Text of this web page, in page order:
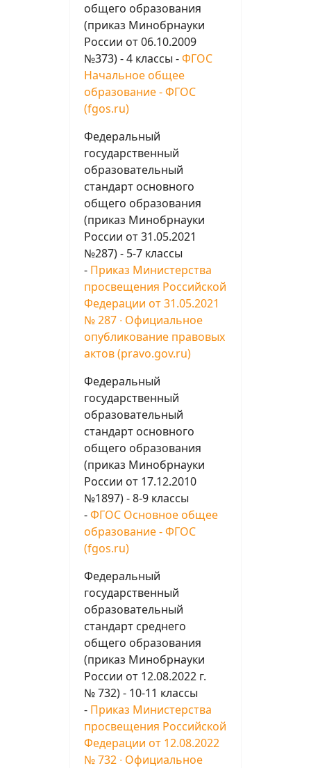
общего образования
(приказ Минобрнауки
России от 06.10.2009
№373) - 4 классы -ФГОС
Начальное общее
образование - ФГОС
(fgos.ru)
Федеральный
государственный
образовательный
стандарт основного
общего образования
(приказ Минобрнауки
России от 31.05.2021
№287) - 5-7 классы
- Приказ Министерства
просвещения Российской
Федерации от 31.05.2021
№ 287 ∙ Официальное
опубликование правовых
актов (pravo.gov.ru)
Федеральный
государственный
образовательный
стандарт основного
общего образования
(приказ Минобрнауки
России от 17.12.2010
№1897) - 8-9 классы
-ФГОС Основное общее
образование - ФГОС
(fgos.ru)
Федеральный
государственный
образовательный
стандарт среднего
общего образования
(приказ Минобрнауки
России от 12.08.2022 г.
№ 732) - 10-11 классы
- Приказ Министерства
просвещения Российской
Федерации от 12.08.2022
№ 732 ∙ Официальное